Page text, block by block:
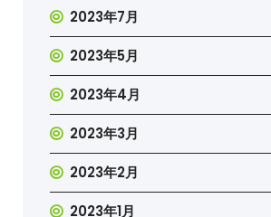
2023年7月
2023年5月
2023年4月
2023年3月
2023年2月
2023年1月